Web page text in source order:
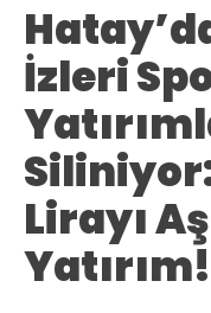
İzleri
Lirayı
Yatırım!